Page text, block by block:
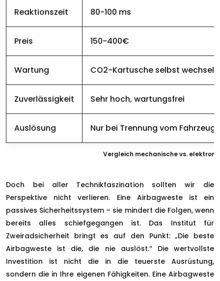
Vergleich mechanische vs.
Reaktionszeit 80-100 ms
Preis 150-400€
Wartung CO2-Kartusche selbst
Zuverlässigkeit Sehr hoch, wartungsfrei
Auslösung Nur bei Trennung vom Fahrzeug
Doch bei aller Technikfaszination sollten wir die
Perspektive nicht verlieren. Eine Airbagweste ist ein
passives Sicherheitssystem – sie mindert die Folgen, wenn
bereits alles schiefgegangen ist. Das Institut für
Zweiradsicherheit bringt es auf den Punkt: „Die beste
Airbagweste ist die, die nie auslöst.“ Die wertvollste
Investition ist nicht die in die teuerste Ausrüstung,
sondern die in Ihre eigenen Fähigkeiten. Eine Airbagweste